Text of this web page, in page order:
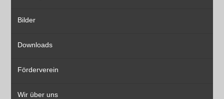
Bilder
Downloads
Förderverein
Wir über uns